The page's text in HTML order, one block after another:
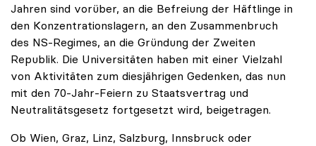
Jahren sind vorüber, an die Befreiung der Häftlinge in
den Konzentrationslagern, an den Zusammenbruch
des NS-Regimes, an die Gründung der Zweiten
Republik. Die Universitäten haben mit einer Vielzahl
von Aktivitäten zum diesjährigen Gedenken, das nun
mit den 70-Jahr-Feiern zu Staatsvertrag und
Neutralitätsgesetz fortgesetzt wird, beigetragen.
Ob Wien, Graz, Linz, Salzburg, Innsbruck oder